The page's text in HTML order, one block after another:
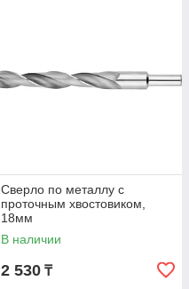
Сверло по металлу с
проточным хвостовиком,
18мм
В наличии
2 530 ₸